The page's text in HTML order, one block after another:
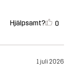
Hjälpsamt? 0
1 juli 2026